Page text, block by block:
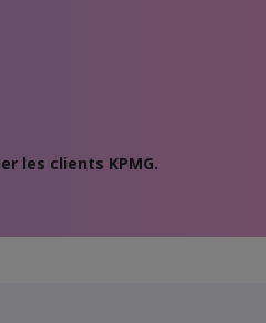
les clients KPMG.